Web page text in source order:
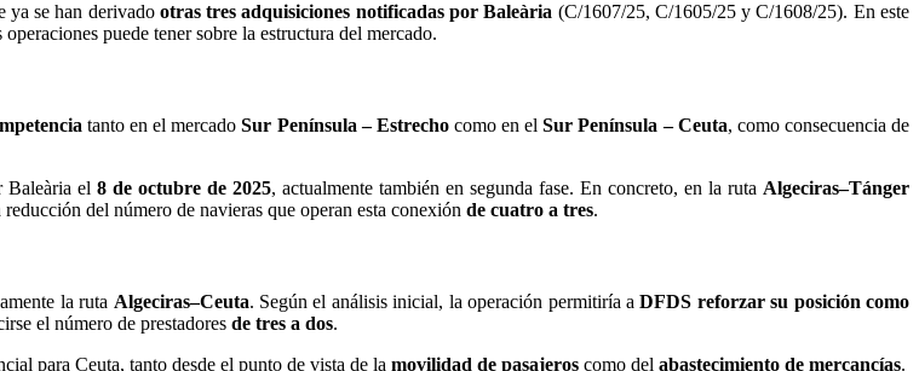
ya se han derivado otras tres adquisiciones notificadas por Baleària (C/1607/25, C/1605/25 y C/1608/25). En este
puede tener sobre la estructura del mercado.
tanto en el mercadoSur Península – Estrechocomo en elSur Península – Ceuta, como consecuencia de
Baleària el 8 de octubre de 2025, actualmente también en segunda fase. En concreto, en la ruta Algeciras–Tánger
del número de navieras que operan esta conexión de cuatro a tres.
la ruta Algeciras–Ceuta. Según el análisis inicial, la operación permitiría aDFDS reforzar su posición como
el número de prestadores de tres a dos.
para Ceuta, tanto desde el punto de vista de la movilidad de pasajeros como del abastecimiento de mercancías.